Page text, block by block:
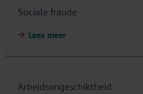
Sociale fraude
Lees meer
Arbeidsongeschiktheid